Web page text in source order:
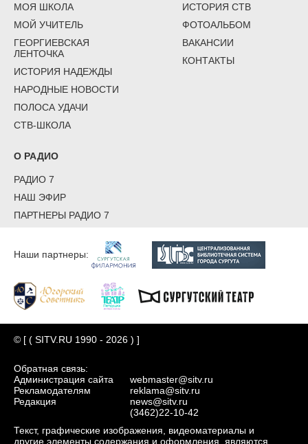
МОЯ ШКОЛА
МОЙ УЧИТЕЛЬ
ГЕОРГИЕВСКАЯ
ЛЕНТОЧКА
ИСТОРИЯ НАДЕЖДЫ
НАРОДНЫЕ НОВОСТИ
ПОЛОСА УДАЧИ
СТВ-ШКОЛА
ИСТОРИЯ СТВ
ФОТОАЛЬБОМ
ВАКАНСИИ
КОНТАКТЫ
О РАДИО
РАДИО 7
НАШ ЭФИР
ПАРТНЕРЫ РАДИО 7
Наши партнеры:
© [ ( SITV.RU 1990 - 2026 ) ]
Обратная связь:
Администрация сайта
Рекламодателям
Редакция
webmaster@sitv.ru
reklama@sitv.ru
news@sitv.ru
(3462)22-10-42
Текст, графические изображения, видеоматериалы и
другие элементы содержания и оформления, являются